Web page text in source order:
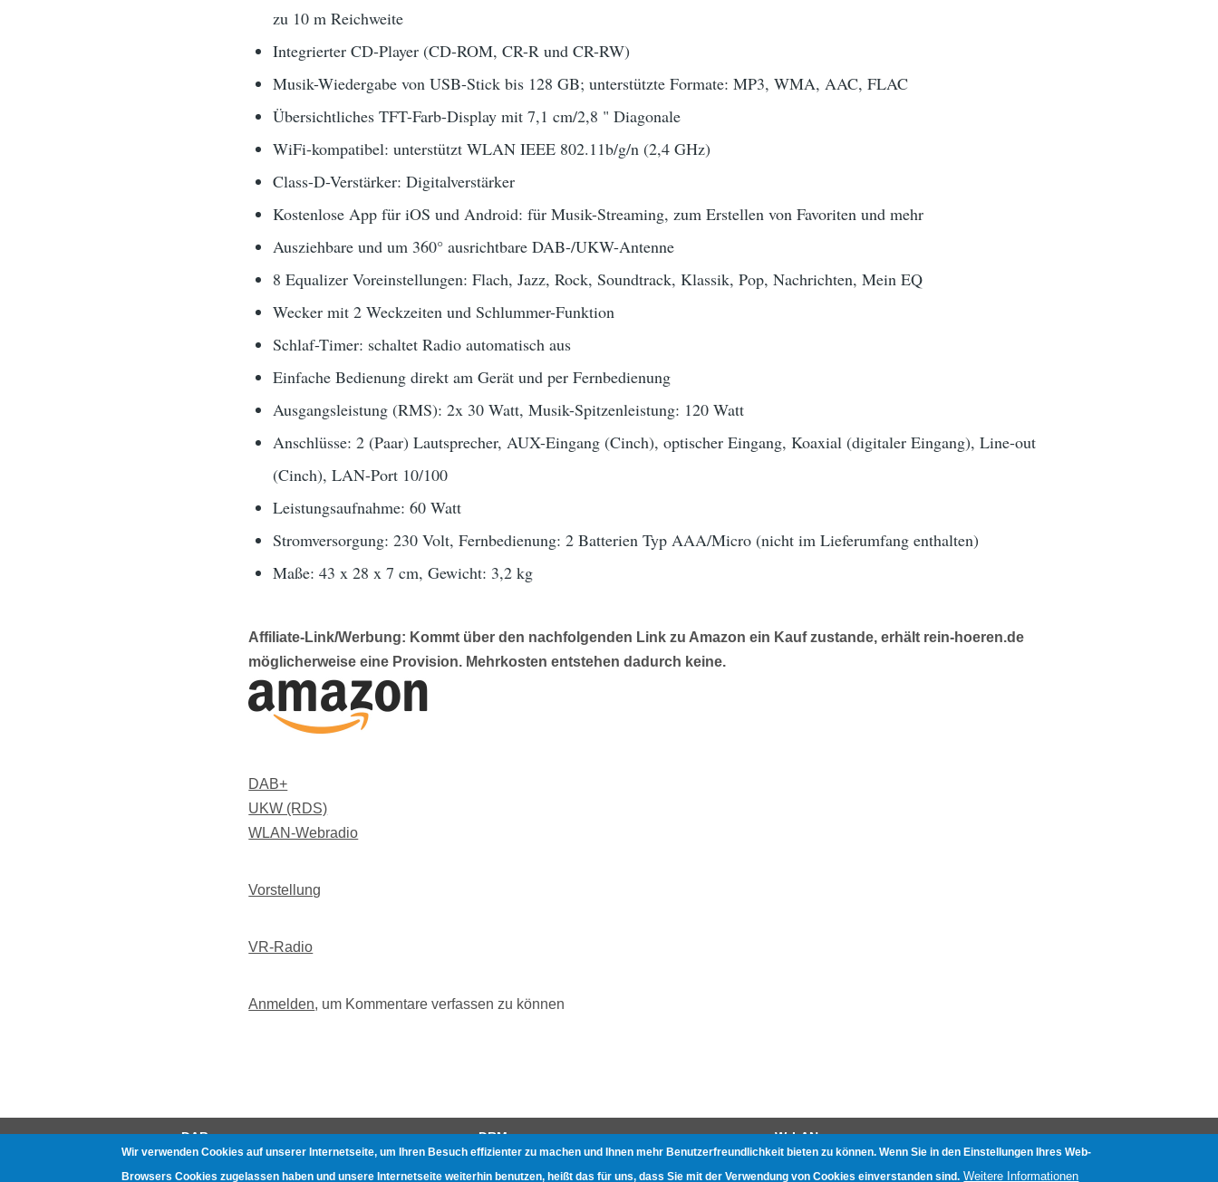
zu 10 m Reichweite
Integrierter CD-Player (CD-ROM, CR-R und CR-RW)
Musik-Wiedergabe von USB-Stick bis 128 GB; unterstützte Formate: MP3, WMA, AAC, FLAC
Übersichtliches TFT-Farb-Display mit 7,1 cm/2,8 " Diagonale
WiFi-kompatibel: unterstützt WLAN IEEE 802.11b/g/n (2,4 GHz)
Class-D-Verstärker: Digitalverstärker
Kostenlose App für iOS und Android: für Musik-Streaming, zum Erstellen von Favoriten und mehr
Ausziehbare und um 360° ausrichtbare DAB-/UKW-Antenne
8 Equalizer Voreinstellungen: Flach, Jazz, Rock, Soundtrack, Klassik, Pop, Nachrichten, Mein EQ
Wecker mit 2 Weckzeiten und Schlummer-Funktion
Schlaf-Timer: schaltet Radio automatisch aus
Einfache Bedienung direkt am Gerät und per Fernbedienung
Ausgangsleistung (RMS): 2x 30 Watt, Musik-Spitzenleistung: 120 Watt
Anschlüsse: 2 (Paar) Lautsprecher, AUX-Eingang (Cinch), optischer Eingang, Koaxial (digitaler Eingang), Line-out
(Cinch), LAN-Port 10/100
Leistungsaufnahme: 60 Watt
Stromversorgung: 230 Volt, Fernbedienung: 2 Batterien Typ AAA/Micro (nicht im Lieferumfang enthalten)
Maße: 43 x 28 x 7 cm, Gewicht: 3,2 kg
Affiliate-Link/Werbung: Kommt über den nachfolgenden Link zu Amazon ein Kauf zustande, erhält rein-hoeren.de
möglicherweise eine Provision. Mehrkosten entstehen dadurch keine.
DAB+
UKW (RDS)
WLAN-Webradio
Vorstellung
VR-Radio
Anmelden, um Kommentare verfassen zu können
DAB DRM W-LAN
Wir verwenden Cookies auf unserer Internetseite, um Ihren Besuch effizienter zu machen und Ihnen mehr Benutzerfreundlichkeit bieten zu können. Wenn Sie in den Einstellungen Ihres Web-
Browsers Cookies zugelassen haben und unsere Internetseite weiterhin benutzen, heißt das für uns, dass Sie mit der Verwendung von Cookies einverstanden sind. Weitere Informationen